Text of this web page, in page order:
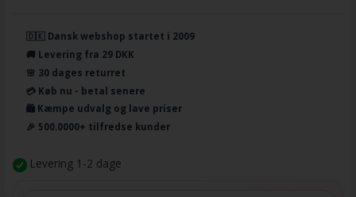
🇩🇰 Dansk webshop startet i 2009
🚚 Levering fra 29 DKK
🌸 30 dages returret
💳 Køb nu - betal senere
🛍️ Kæmpe udvalg og lave priser
🎉 500.0000+ tilfredse kunder
Levering 1-2 dage